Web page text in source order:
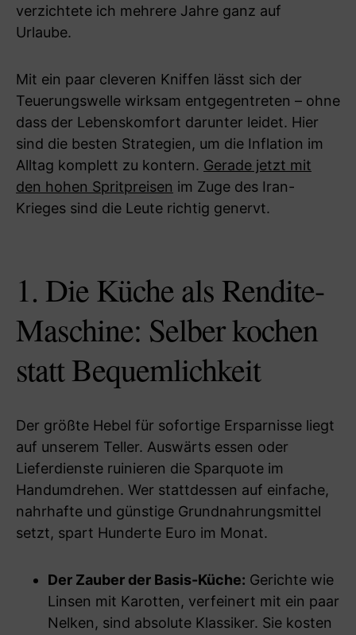
verzichtete ich mehrere Jahre ganz auf
Urlaube.
Mit ein paar cleveren Kniffen lässt sich der
Teuerungswelle wirksam entgegentreten – ohne
dass der Lebenskomfort darunter leidet. Hier
sind die besten Strategien, um die Inflation im
Alltag komplett zu kontern. Gerade jetzt mit
den hohen Spritpreisen im Zuge des Iran-
Krieges sind die Leute richtig genervt.
1. Die Küche als Rendite-
Maschine: Selber kochen
statt Bequemlichkeit
Der größte Hebel für sofortige Ersparnisse liegt
auf unserem Teller. Auswärts essen oder
Lieferdienste ruinieren die Sparquote im
Handumdrehen. Wer stattdessen auf einfache,
nahrhafte und günstige Grundnahrungsmittel
setzt, spart Hunderte Euro im Monat.
Der Zauber der Basis-Küche: Gerichte wie
Linsen mit Karotten, verfeinert mit ein paar
Nelken, sind absolute Klassiker. Sie kosten